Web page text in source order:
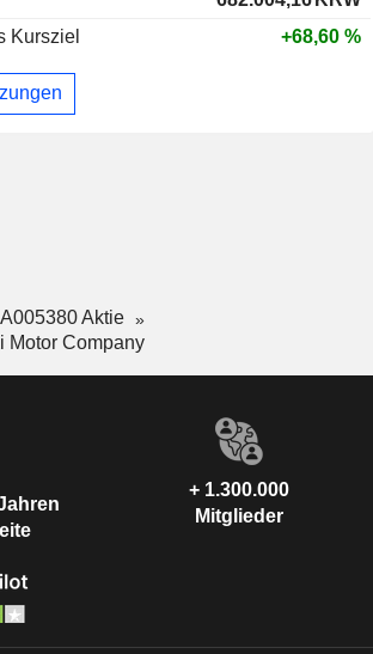
Kursziel
+68,60 %
A005380 Aktie
Motor Company
+ 1.300.000
Mitglieder